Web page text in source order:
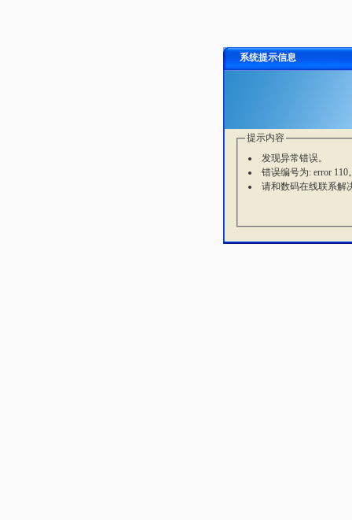
系统提示信息
提示内容
发现异常错误。
错误编号为: error 110
请和数码在线联系解